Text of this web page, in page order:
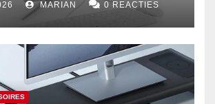
MARIAN 0 REACTIES